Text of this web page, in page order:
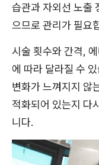
습관과 자외선 노출
으므로 관리가 필요
시술 횟수와 간격,
에 따라 달라질 수
변화가 느껴지지 않
적화되어 있는지 다
니다.